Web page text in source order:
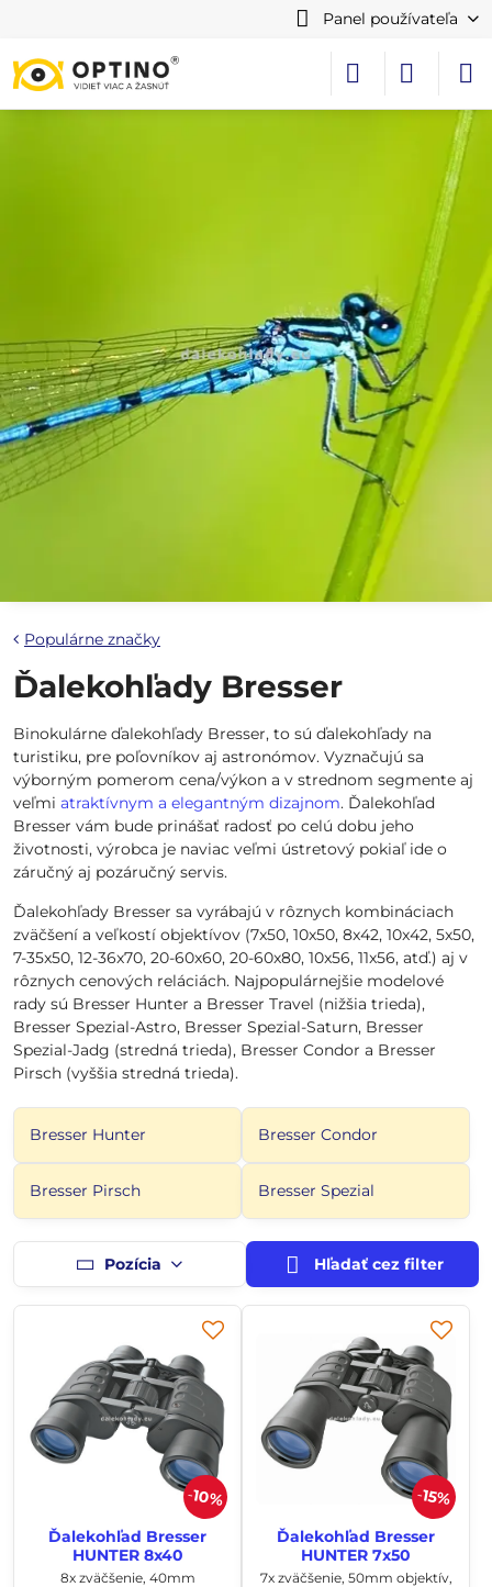
Panel používateľa
Populárne značky
Ďalekohľady Bresser
Binokulárne ďalekohľady Bresser, to sú ďalekohľady na
turistiku, pre poľovníkov aj astronómov. Vyznačujú sa
výborným pomerom cena/výkon a v strednom segmente aj
veľmi atraktívnym a elegantným dizajnom. Ďalekohľad
Bresser vám bude prinášať radosť po celú dobu jeho
životnosti, výrobca je naviac veľmi ústretový pokiaľ ide o
záručný aj pozáručný servis.
Ďalekohľady Bresser sa vyrábajú v rôznych kombináciach
zväčšení a veľkostí objektívov (7x50, 10x50, 8x42, 10x42, 5x50,
7-35x50, 12-36x70, 20-60x60, 20-60x80, 10x56, 11x56, atď.) aj v
rôznych cenových reláciách. Najpopulárnejšie modelové
rady sú Bresser Hunter a Bresser Travel (nižšia trieda),
Bresser Spezial-Astro, Bresser Spezial-Saturn, Bresser
Spezial-Jadg (stredná trieda), Bresser Condor a Bresser
Pirsch (vyššia stredná trieda).
Bresser Hunter Bresser Condor
Bresser Pirsch Bresser Spezial
Pozícia Hľadať cez filter
10%
Ďalekohľad Bresser
HUNTER 8x40
8x zväčšenie, 40mm
15%
Ďalekohľad Bresser
HUNTER 7x50
7x zväčšenie, 50mm objektív,